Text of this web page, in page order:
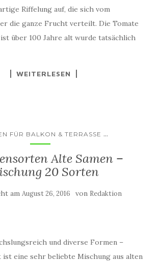
Riffelung auf, die sich vom
die ganze Frucht verteilt. Die Tomate
über 100 Jahre alt wurde tatsächlich
WEITERLESEN
FÜR BALKON & TERRASSE ...
Alte Samen –
20 Sorten
am August 26, 2016 von Redaktion
und diverse Formen –
ist eine sehr beliebte Mischung aus alten